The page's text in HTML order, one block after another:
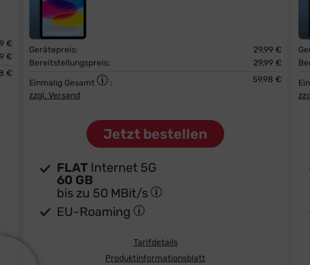
€
€
€
Gerätepreis:
29,99 €
Bereitstellungspreis:
29,99 €
Einmalig Gesamt :
59,98 €
zzgl. Versand
Jetzt bestellen
FLAT Internet 5G
60 GB
bis zu 50 MBit/s
EU-Roaming
Tarifdetails
Produktinformationsblatt